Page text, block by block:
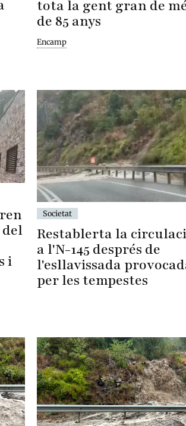
tota la gent gran de
de 85 anys
Encamp
i
Societat
Restablerta la
a l'N-145 després de
l'esllavissada
per les tempestes